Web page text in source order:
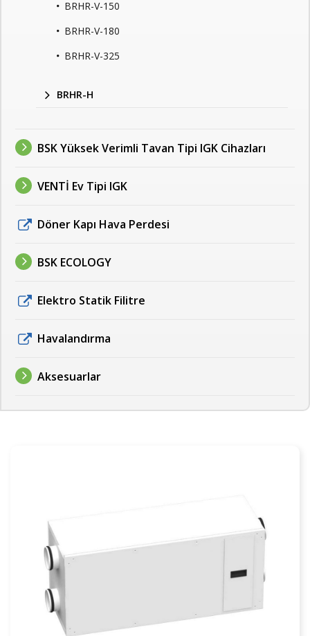
BRHR-V-150
BRHR-V-180
BRHR-V-325
BRHR-H
BSK Yüksek Verimli Tavan Tipi IGK Cihazları
VENTİ Ev Tipi IGK
Döner Kapı Hava Perdesi
BSK ECOLOGY
Elektro Statik Filitre
Havalandırma
Aksesuarlar